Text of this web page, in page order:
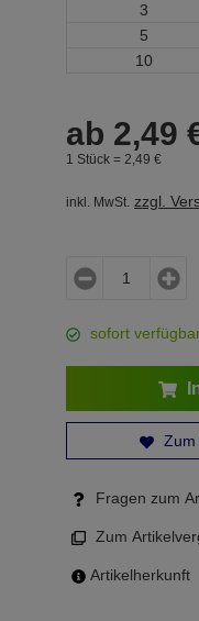
3
5
10
ab 2,49
1 Stück = 2, 49 €
inkl. MwSt. zzgl.
sofort
Zum
Fragen zum
Zum
Artikelherkunft